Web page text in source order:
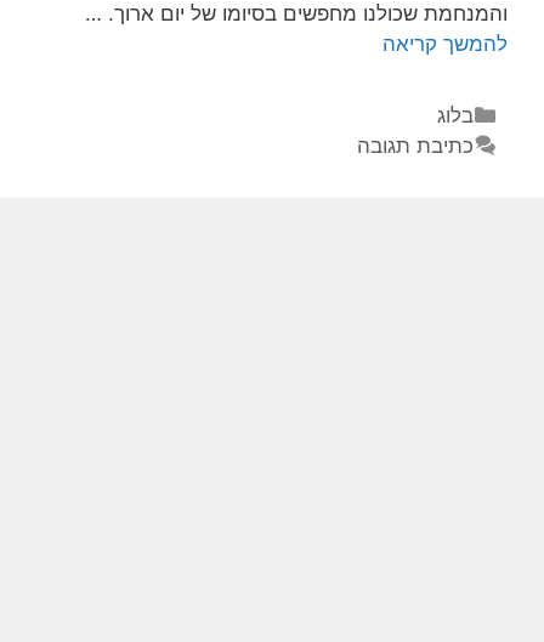
והמנחמת שכולנו מחפשים בסיומו של יום ארוך. …
להמשך קריאה
בלוג
כתיבת תגובה